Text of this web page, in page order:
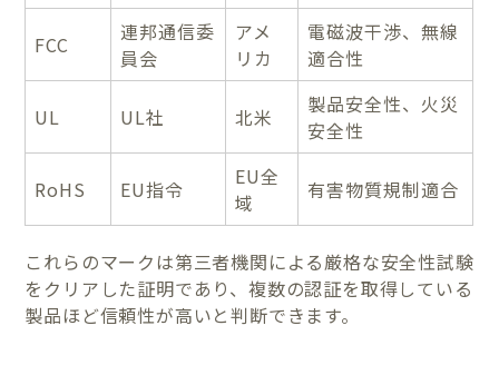
FCC
連邦通信委
員会
アメ
リカ
電磁波干渉、無線
適合性
UL UL社 北米
製品安全性、火災
安全性
RoHS EU指令
EU全
域
有害物質規制適合
これらのマークは第三者機関による厳格な安全性試験
をクリアした証明であり、複数の認証を取得している
製品ほど信頼性が高いと判断できます。